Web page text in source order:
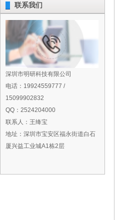
联系我们
深圳市明研科技有限公司
电话：19924559777 /
15099902832
QQ：2524204000
联系人：王绛宝
地址：深圳市宝安区福永街道白石
厦兴益工业城A1栋2层